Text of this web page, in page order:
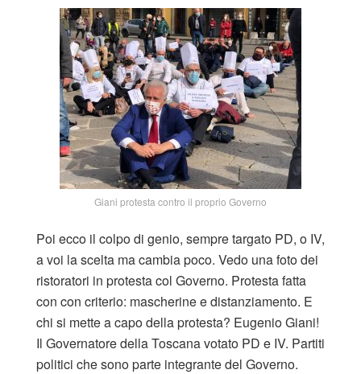
Giani protesta contro il proprio Governo
Poi ecco il colpo di genio, sempre targato PD, o IV,
a voi la scelta ma cambia poco. Vedo una foto dei
ristoratori in protesta col Governo. Protesta fatta
con con criterio: mascherine e distanziamento. E
chi si mette a capo della protesta? Eugenio Giani!
Il Governatore della Toscana votato PD e IV. Partiti
politici che sono parte integrante del Governo.